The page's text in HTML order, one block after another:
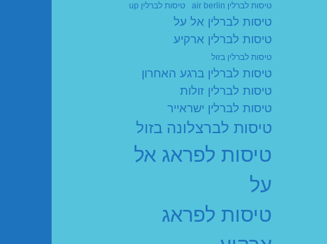
טיסות לברלין air berlin טיסות לברלין up
טיסות לברלין אל על
טיסות לברלין ארקיע
טיסות לברלין בזול
טיסות לברלין ברגע האחרון
טיסות לברלין זולות
טיסות לברלין ישראייר
טיסות לברצלונה בזול
טיסות לפראג אל
על
טיסות לפראג